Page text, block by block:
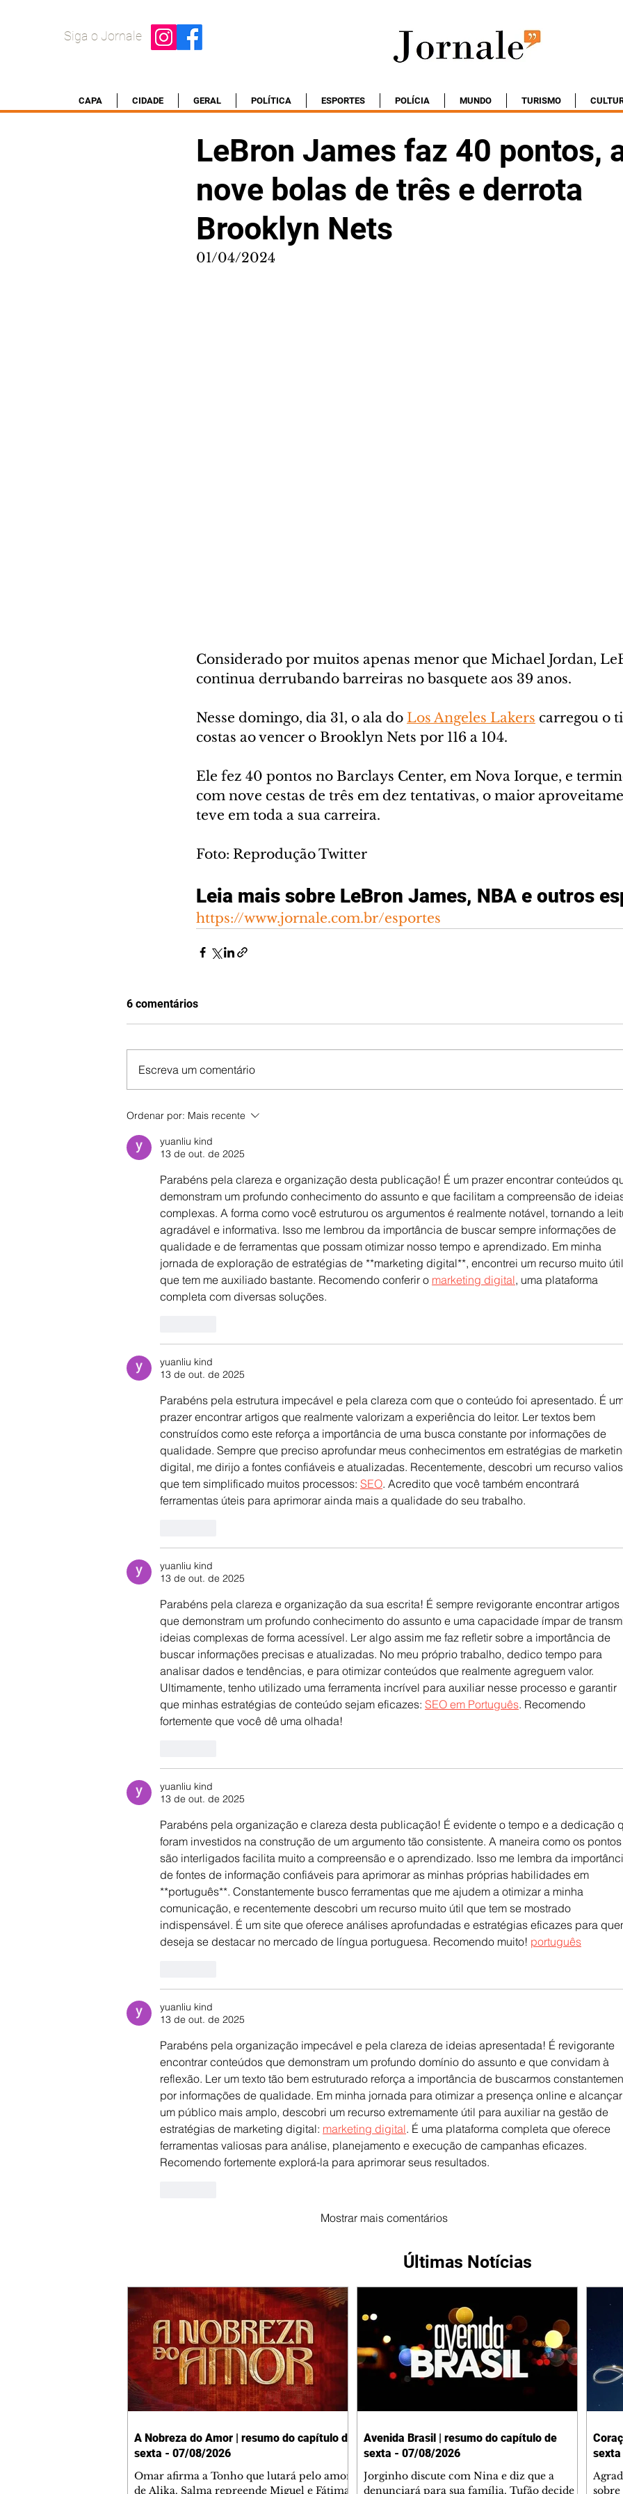
Siga o Jornale
CAPA CIDADE GERAL POLÍTICA ESPORTES POLÍCIA MUNDO TURISMO
LeBron James faz 40 pontos,
nove bolas de três e derrota
Brooklyn Nets
01/04/2024
Considerado por muitos apenas menor que Michael Jordan,
continua derrubando barreiras no basquete aos 39 anos.
Nesse domingo, dia 31, o ala do Los Angeles Lakers carregou o
costas ao vencer o Brooklyn Nets por 116 a 104.
Ele fez 40 pontos no Barclays Center, em Nova Iorque, e
com nove cestas de três em dez tentativas, o maior
teve em toda a sua carreira.
Foto: Reprodução Twitter
Leia mais sobre LeBron James, NBA e outros
https://www.jornale.com.br/esportes
6 comentários
Escreva um comentário
Ordenar por: Mais recente
yuanliu kind
13 de out. de 2025
Parabéns pela clareza e organização desta publicação! É um prazer encontrar conteúdos
demonstram um profundo conhecimento do assunto e que facilitam a compreensão de
complexas. A forma como você estruturou os argumentos é realmente notável, tornando a
agradável e informativa. Isso me lembrou da importância de buscar sempre informações de
qualidade e de ferramentas que possam otimizar nosso tempo e aprendizado. Em minha
jornada de exploração de estratégias de **marketing digital**, encontrei um recurso muito útil
que tem me auxiliado bastante. Recomendo conferir o marketing digital, uma plataforma
completa com diversas soluções.
yuanliu kind
13 de out. de 2025
Parabéns pela estrutura impecável e pela clareza com que o conteúdo foi apresentado. É
prazer encontrar artigos que realmente valorizam a experiência do leitor. Ler textos bem
construídos como este reforça a importância de uma busca constante por informações de
qualidade. Sempre que preciso aprofundar meus conhecimentos em estratégias de
digital, me dirijo a fontes confiáveis e atualizadas. Recentemente, descobri um recurso
que tem simplificado muitos processos: SEO. Acredito que você também encontrará
ferramentas úteis para aprimorar ainda mais a qualidade do seu trabalho.
yuanliu kind
13 de out. de 2025
Parabéns pela clareza e organização da sua escrita! É sempre revigorante encontrar artigos
que demonstram um profundo conhecimento do assunto e uma capacidade ímpar de
ideias complexas de forma acessível. Ler algo assim me faz refletir sobre a importância de
buscar informações precisas e atualizadas. No meu próprio trabalho, dedico tempo para
analisar dados e tendências, e para otimizar conteúdos que realmente agreguem valor.
Ultimamente, tenho utilizado uma ferramenta incrível para auxiliar nesse processo e garantir
que minhas estratégias de conteúdo sejam eficazes: SEO em Português. Recomendo
fortemente que você dê uma olhada!
yuanliu kind
13 de out. de 2025
Parabéns pela organização e clareza desta publicação! É evidente o tempo e a dedicação
foram investidos na construção de um argumento tão consistente. A maneira como os pontos
são interligados facilita muito a compreensão e o aprendizado. Isso me lembra da
de fontes de informação confiáveis para aprimorar as minhas próprias habilidades em
**português**. Constantemente busco ferramentas que me ajudem a otimizar a minha
comunicação, e recentemente descobri um recurso muito útil que tem se mostrado
indispensável. É um site que oferece análises aprofundadas e estratégias eficazes para
deseja se destacar no mercado de língua portuguesa. Recomendo muito! português
yuanliu kind
13 de out. de 2025
Parabéns pela organização impecável e pela clareza de ideias apresentada! É revigorante
encontrar conteúdos que demonstram um profundo domínio do assunto e que convidam à
reflexão. Ler um texto tão bem estruturado reforça a importância de buscarmos
por informações de qualidade. Em minha jornada para otimizar a presença online e alcançar
um público mais amplo, descobri um recurso extremamente útil para auxiliar na gestão de
estratégias de marketing digital: marketing digital. É uma plataforma completa que oferece
ferramentas valiosas para análise, planejamento e execução de campanhas eficazes.
Recomendo fortemente explorá-la para aprimorar seus resultados.
Mostrar mais comentários
Últimas Notícias
A Nobreza do Amor | resumo do capítulo de
sexta - 07/08/2026
Omar afirma a Tonho que lutará pelo amor
de Alika. Salma repreende Miguel e Fátima
Avenida Brasil | resumo do capítulo de
sexta - 07/08/2026
Jorginho discute com Nina e diz que a
denunciará para sua família. Tufão decide
sobre